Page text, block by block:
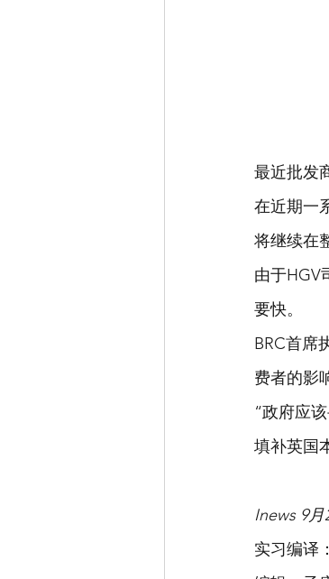
最近批发
在近期一
将继续在
由于HGV
要快。
BRC首席
费者的影
“政府应
填补英国
Inews 9月
实习编译